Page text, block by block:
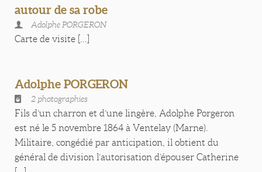
autour de sa robe
Adolphe PORGERON
Carte de visite [...]
Adolphe PORGERON
2 photographies
Fils d’un charron et d’une lingère, Adolphe Porgeron
est né le 5 novembre 1864 à Ventelay (Marne).
Militaire, congédié par anticipation, il obtient du
général de division l’autorisation d’épouser Catherine